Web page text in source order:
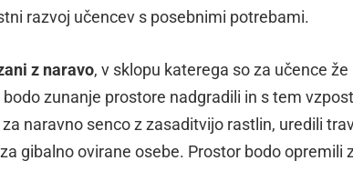
razvoj učencev s posebnimi potrebami.
z naravo, v sklopu katerega so za učence že
zunanje prostore nadgradili in s tem
naravno senco z zasaditvijo rastlin, uredili
gibalno ovirane osebe. Prostor bodo opremili